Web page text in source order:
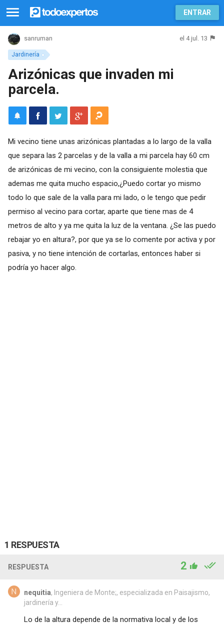
ENTRAR
Jardinería
sanruman el 4 jul. 13
Arizónicas que invaden mi
parcela.
Mi vecino tiene unas arizónicas plantadas a lo largo de la valla
que separa las 2 parcelas y de la valla a mi parcela hay 60 cm
de arizónicas de mi vecino, con la consiguiente molestia que
ademas me quita mucho espacio,¿Puedo cortar yo mismo
todo lo que sale de la valla para mi lado, o le tengo que pedir
permiso al vecino para cortar, aparte que tiene mas de 4
metros de alto y ya me quita la luz de la ventana. ¿Se las puedo
rebajar yo en altura?, por que ya se lo comente por activa y por
pasiva, y no tiene intención de cortarlas, entonces haber si
podría yo hacer algo.
1 RESPUESTA
RESPUESTA 2
nequitia, Ingeniera de Monte;, especializada en Paisajismo,
jardinería y...
Lo de la altura depende de la normativa local y de los